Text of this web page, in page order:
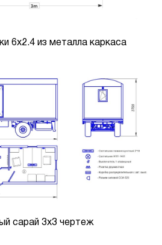
6х2.4 из металла каркаса
сарай 3х3 чертеж